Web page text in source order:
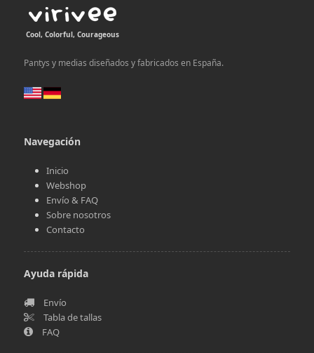
Cool, Colorful, Courageous
Pantys y medias diseñados y fabricados en España.
Navegación
Inicio
Webshop
Envío & FAQ
Sobre nosotros
Contacto
Ayuda rápida
Envío
Tabla de tallas
FAQ